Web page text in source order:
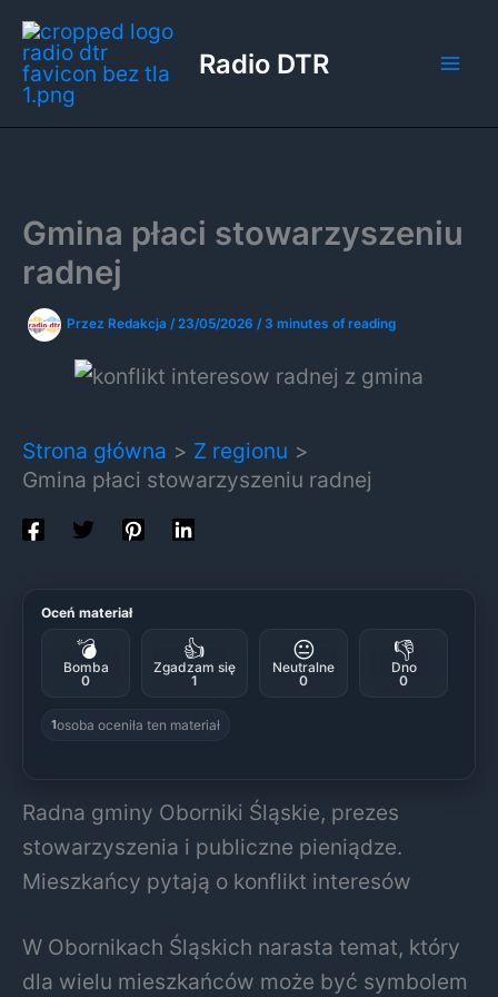
Przejdź
do
treści
Radio DTR
Gmina płaci stowarzyszeniu
radnej
Przez Redakcja /23/05/2026 / 3 minutes of reading
Strona główna
Z regionu
Gmina płaci stowarzyszeniu radnej
Oceń materiał
💣
Bomba
0
👍
Zgadzam się
1
😐
Neutralne
0
👎
Dno
0
1osoba oceniła ten materiał
Radna gminy Oborniki Śląskie, prezes
stowarzyszenia i publiczne pieniądze.
Mieszkańcy pytają o konflikt interesów
W Obornikach Śląskich narasta temat, który
dla wielu mieszkańców może być symbolem